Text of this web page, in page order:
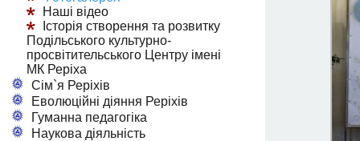
Наші відео
Історія створення та розвитку
Подільського культурно-
просвітительського Центру імені
МК Реріха
Сім`я Реріхів
Еволюційні діяння Реріхів
Гуманна педагогіка
Наукова діяльність